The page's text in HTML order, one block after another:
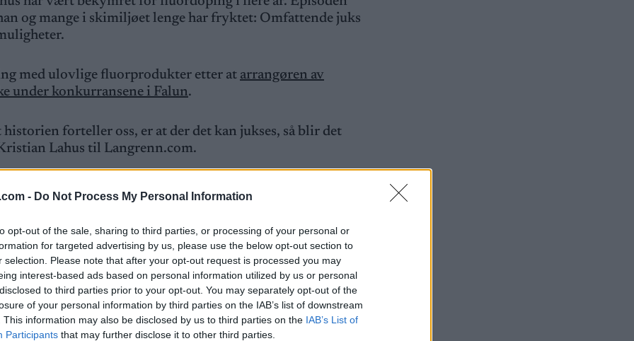
- Do Not Process My Personal Information
opt-out of the sale, sharing to third parties, or processing of your personal or
for targeted advertising by us, please use the below opt-out section to
selection. Please note that after your opt-out request is processed you may
interest-based ads based on personal information utilized by us or personal
to third parties prior to your opt-out. You may separately opt-out of the
of your personal information by third parties on the IAB’s list of downstream
This information may also be disclosed by us to third parties on the IAB’s List of
Participants that may further disclose it to other third parties.
og mange i skimiljøet lenge har fryktet: Omfattende juks
med ulovlige fluorprodukter etter at arrangøren av
under konkurransene i Falun.
forteller oss, er at der det kan jukses, så blir det
Lahus til Langrenn.com.
mot et produkt som potensielt gir vesentlige
garanti for at vi har en ren og rettferdig idrett slik det er nå.
jeg er oppgitt over at vi står i den situasjonen vi gjør, sier